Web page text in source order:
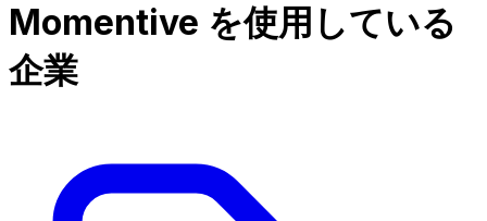
Momentive を使用している
企業